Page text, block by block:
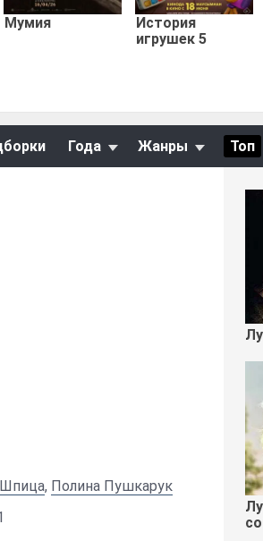
Мумия
История
игрушек 5
Года Жанры Топ
, Полина Пушкарук